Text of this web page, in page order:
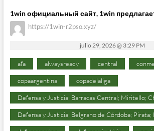
1win официальный сайт, 1win
https://1win-r2pso.xyz/
julio 29, 2026 @ 3:29 PM
afa alwaysready central
copaargentina copadelaliga
Defensa y Justicia; Barracas Central; Miritello;
Defensa y Justicia; Belgrano de Córdoba;